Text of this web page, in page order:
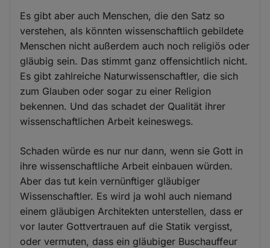
Es gibt aber auch Menschen, die den Satz so
verstehen, als könnten wissenschaftlich gebildete
Menschen nicht außerdem auch noch religiös oder
gläubig sein. Das stimmt ganz offensichtlich nicht.
Es gibt zahlreiche Naturwissenschaftler, die sich
zum Glauben oder sogar zu einer Religion
bekennen. Und das schadet der Qualität ihrer
wissenschaftlichen Arbeit keineswegs.
Schaden würde es nur nur dann, wenn sie Gott in
ihre wissenschaftliche Arbeit einbauen würden.
Aber das tut kein vernünftiger gläubiger
Wissenschaftler. Es wird ja wohl auch niemand
einem gläubigen Architekten unterstellen, dass er
vor lauter Gottvertrauen auf die Statik vergisst,
oder vermuten, dass ein gläubiger Buschauffeur